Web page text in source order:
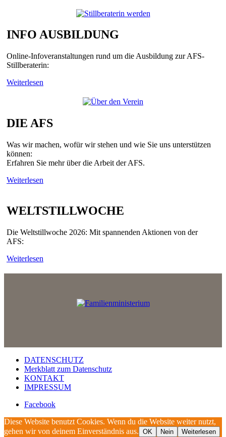
INFO AUSBILDUNG
Online-Infoveranstaltungen rund um die Ausbildung zur AFS-
Stillberaterin:
Weiterlesen
DIE AFS
Was wir machen, wofür wir stehen und wie Sie uns unterstützen
können:
Erfahren Sie mehr über die Arbeit der AFS.
Weiterlesen
WELTSTILLWOCHE
Die Weltstillwoche 2026: Mit spannenden Aktionen von der
AFS:
Weiterlesen
DATENSCHUTZ
Merkblatt zum Datenschutz
KONTAKT
IMPRESSUM
Facebook
Diese Website benutzt Cookies. Wenn du die Website weiter nutzt,
gehen wir von deinem Einverständnis aus. OK Nein Weiterlesen